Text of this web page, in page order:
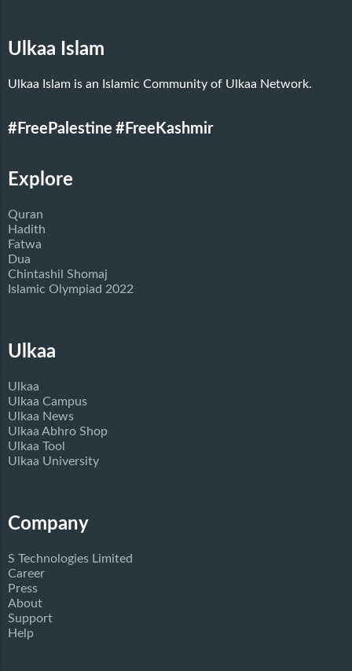
Ulkaa Islam
Ulkaa Islam is an Islamic Community of Ulkaa Network.
#FreePalestine #FreeKashmir
Explore
Quran
Hadith
Fatwa
Dua
Chintashil Shomaj
Islamic Olympiad 2022
Ulkaa
Ulkaa
Ulkaa Campus
Ulkaa News
Ulkaa Abhro Shop
Ulkaa Tool
Ulkaa University
Company
S Technologies Limited
Career
Press
About
Support
Help